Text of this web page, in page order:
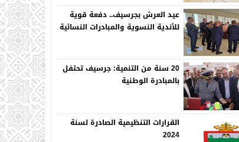
عيد العرش بجرسيف.. دفعة قوية
للأندية النسوية والمبادرات النسائية
20 سنة من التنمية: جرسيف تحتفل
بالمبادرة الوطنية
القرارات التنظيمية الصادرة لسنة
2024